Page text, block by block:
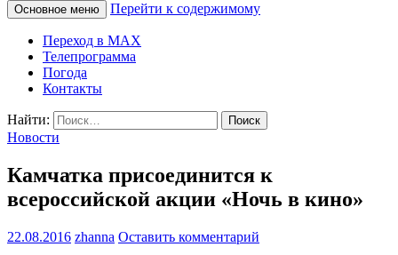
КАМЧАТСКОЕ
ИНФОРМАЦИОННОЕ
АГЕНТСТВО (КИА
«ВЕСТИ»)
Основное меню Перейти к содержимому
Переход в MAX
Телепрограмма
Погода
Контакты
Найти:
Новости
Камчатка присоединится к
всероссийской акции «Ночь в кино»
22.08.2016 zhanna Оставить комментарий